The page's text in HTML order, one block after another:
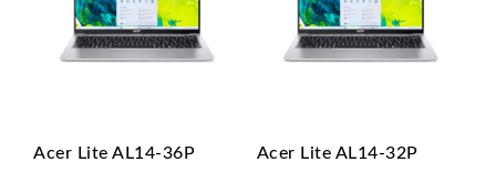
Acer Lite AL14-36P Acer Lite AL14-32P